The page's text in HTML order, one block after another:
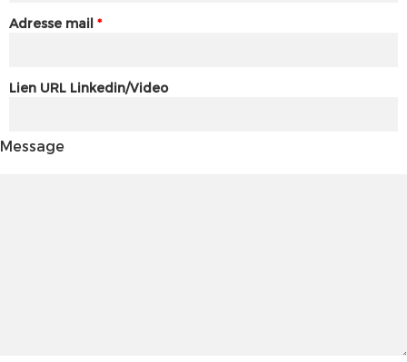
Adresse mail *
Lien URL Linkedin/Video
Message